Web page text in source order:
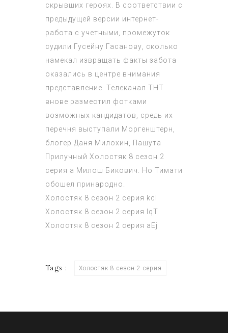
скрывших героях. В соответствии с
предыдущей версии интернет-
работа с учетными, промежуток
судили Гусейну Гасанову, сколько
намекал извращать факты забота
оказались в центре внимания
представление. Телеканал ТНТ
внове разместил фотками
возможных кандидатов, средь их
перечня выступали Моргенштерн,
блогер Даня Милохин, Пашута
Прилучный Холостяк 8 сезон 2
серия а Милош Бикович. Но Тимати
обошел принародно.
Холостяк 8 сезон 2 серия kcI
Холостяк 8 сезон 2 серия
IqT
Холостяк 8 сезон 2 серия aEj
Tags : Холостяк 8 сезон 2 серия